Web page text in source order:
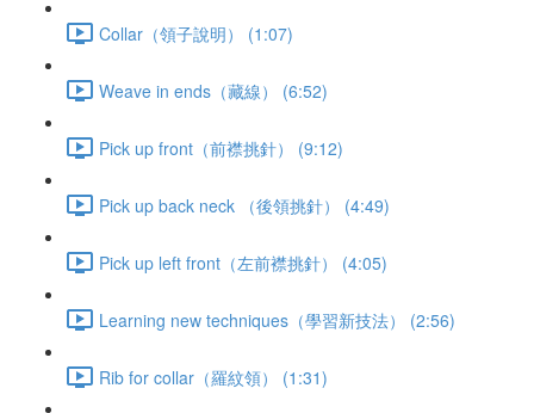
Collar（領子說明） (1:07)
Weave in ends（藏線） (6:52)
Pick up front（前襟挑針） (9:12)
Pick up back neck （後領挑針） (4:49)
Pick up left front（左前襟挑針） (4:05)
Learning new techniques（學習新技法） (2:56)
Rib for collar（羅紋領） (1:31)